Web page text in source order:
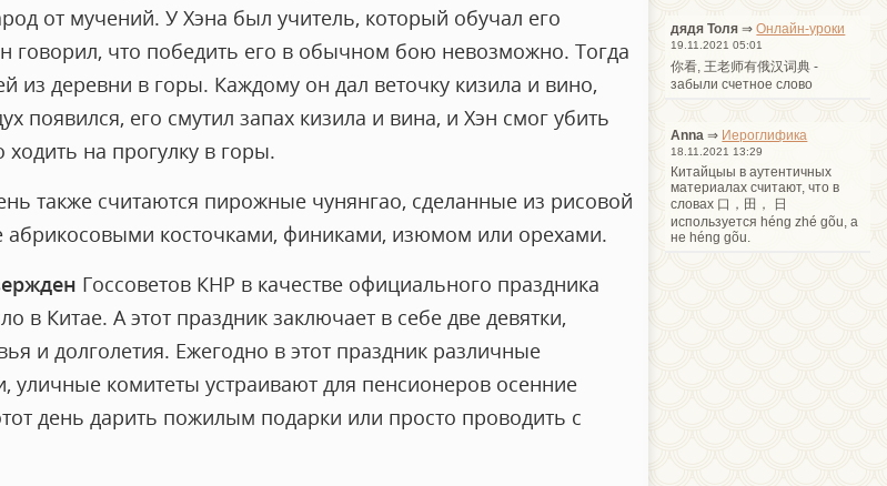
от мучений. У Хэна был учитель, который обучал его
что победить его в обычном бою невозможно. Тогда
из деревни в горы. Каждому он дал веточку кизила и вино,
появился, его смутил запах кизила и вина, и Хэн смог убить
на прогулку в горы.
также считаются пирожные чунянгао, сделанные из рисовой
косточками, финиками, изюмом или орехами.
Госсоветов КНР в качестве официального праздника
в Китае. А этот праздник заключает в себе две девятки,
и долголетия. Ежегодно в этот праздник различные
уличные комитеты устраивают для пенсионеров осенние
день дарить пожилым подарки или просто проводить с
дядя Толя ⇒Онлайн-уроки
19.11.2021 05:01
你看, 王老师有俄汉词典 -
забыли счетное слово
Anna ⇒ Иероглифика
18.11.2021 13:29
Китайцыы в аутентичных
материалах считают, что в
словах 口，田， 日
используется héng zhé gõu, а
не héng gõu.